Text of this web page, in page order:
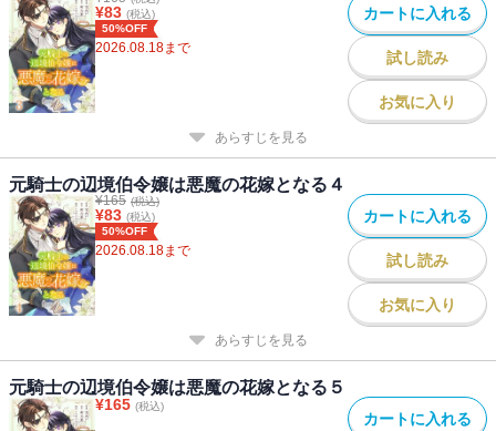
¥83 (税込)
50%OFF
2026.08.18まで
カートに入れる
試し読み
お気に入り
あらすじを見る
元騎士の辺境伯令嬢は悪魔の花嫁となる４
¥165 (税込)
¥83 (税込)
50%OFF
2026.08.18まで
カートに入れる
試し読み
お気に入り
あらすじを見る
元騎士の辺境伯令嬢は悪魔の花嫁となる５
¥165 (税込)
カートに入れる